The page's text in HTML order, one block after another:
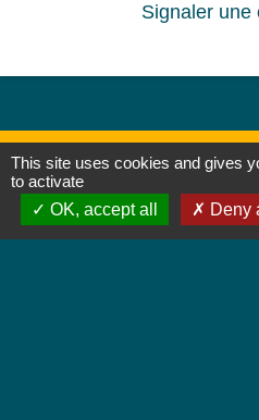
Signaler une
Contacts
This site uses cookies and gives
to activate
OK, accept all
Deny